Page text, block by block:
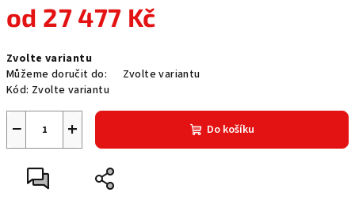
od 27 477 Kč
cena:
Zvolte variantu
Můžeme doručit do:
Zvolte variantu
Kód: Zvolte variantu
+
− Do košíku